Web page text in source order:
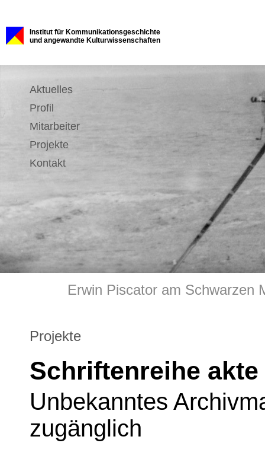
Institut für Kommunikationsgeschichte
und angewandte Kulturwissenschaften
Aktuelles
Profil
Mitarbeiter
Projekte
Kontakt
Erwin Piscator am Schwarzen
Projekte
Schriftenreihe
Unbekanntes
zugänglich